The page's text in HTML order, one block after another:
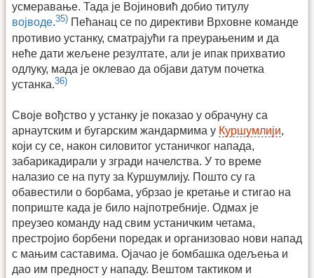
усмеравање. Тада је Војиновић добио титулу
војводе.35) Пећанац се по директиви Врховне команде
противио устанку, сматрајући га преурањеним и да
неће дати жељене резултате, али је ипак прихватио
одлуку, мада је оклевао да објави датум почетка
устанка.36)
Своје вођство у устанку је показао у обрачуну са
арнаутским и бугарским жандармима у Куршумлији,
који су се, након силовитог устаничког напада,
забарикадирали у згради начелства. У то време
налазио се на путу за Куршумлију. Пошто су га
обавестили о борбама, убрзао је кретање и стигао на
поприште када је било најпотребније. Одмах је
преузео команду над свим устаничким четама,
престројио борбени поредак и организовао нови напад
с мањим саставима. Ојачао је бомбашка одељења и
дао им предност у нападу. Вештом тактиком и